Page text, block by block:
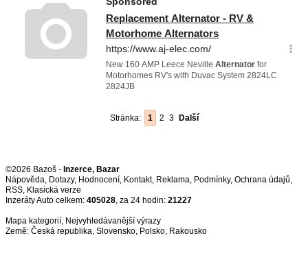
Stránka: 1 2 3 Další
©2026 Bazoš - Inzerce, Bazar
Nápověda, Dotazy, Hodnocení, Kontakt, Reklama, Podmínky, Ochrana údajů,
RSS,
Inzeráty Auto celkem: 405028, za 24 hodin: 21227
Mapa kategorií, Nejvyhledávanější výrazy
Země: Česká republika, Slovensko, Polsko, Rakousko